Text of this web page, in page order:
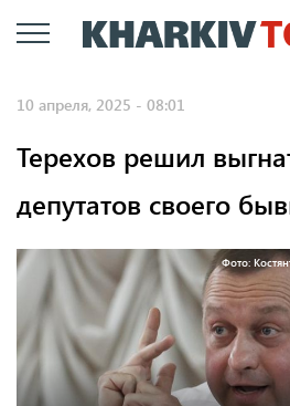
к
10 апреля, 2025 - 08:01
Терехов решил
депутатов своего
Фото: